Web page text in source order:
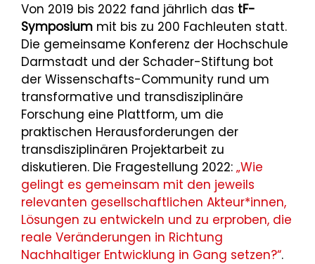
Von 2019 bis 2022 fand jährlich das tF-
Symposium mit bis zu 200 Fachleuten statt.
Die gemeinsame Konferenz der Hochschule
Darmstadt und der Schader-Stiftung bot
der Wissenschafts-Community rund um
transformative und transdisziplinäre
Forschung eine Plattform, um die
praktischen Herausforderungen der
transdisziplinären Projektarbeit zu
diskutieren. Die Fragestellung 2022: „Wie
gelingt es gemeinsam mit den jeweils
relevanten gesellschaftlichen Akteur*innen,
Lösungen zu entwickeln und zu erproben, die
reale Veränderungen in Richtung
Nachhaltiger Entwicklung in Gang setzen?“.